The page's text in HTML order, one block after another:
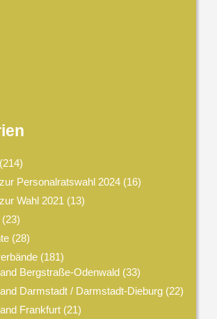
(214)
Personalratswahl 2024 (16)
Wahl 2021 (13)
(23)
(28)
(181)
Bergstraße-Odenwald(33)
Darmstadt / Darmstadt-Dieburg(22)
Frankfurt(21)